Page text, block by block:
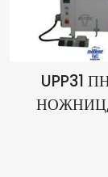
UPP31